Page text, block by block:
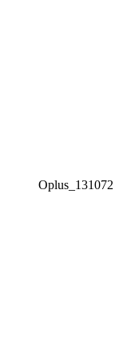
Oplus_131072